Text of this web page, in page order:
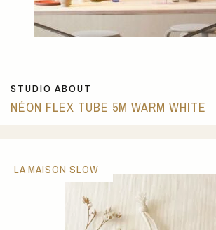
STUDIO ABOUT
NÉON FLEX TUBE 5M WARM WHITE
LA MAISON SLOW